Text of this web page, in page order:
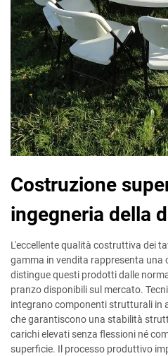
Costruzione
ingegneria della
L'eccellente qualità costruttiva dei
gamma in vendita rappresenta
distingue questi prodotti dalle
pranzo disponibili sul mercato.
integrano componenti strutturali in
che garantiscono una stabilità
carichi elevati senza flessioni né
superficie. Il processo produttivo